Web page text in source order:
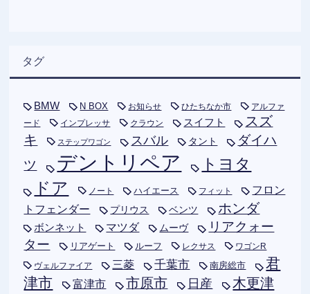
タグ
BMW N BOX お知らせ ひたちなか市
アルファ
ード
インプレッサ クラウン スイフト
スズ
キ
ステップワゴン スバル タント
ダイハ
ツ
デントリペア
トヨタ
ドア
ノート ハイエース フィット
フロン
トフェンダー
プリウス ベンツ ホンダ
ボンネット マツダ ムーヴ
リアクォー
ター
リアゲート ルーフ レクサス ワゴンR
ヴェルファイア 三菱 千葉市 南房総市
君
津市
富津市 市原市 日産
木更津